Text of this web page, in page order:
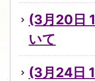
(3月20日
いて
(3月24日